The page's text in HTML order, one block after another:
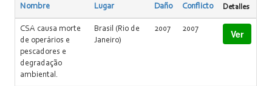
Nombre Lugar
Daño
Conflicto
Detalles
CSA causa morte
de operários e
pescadores e
degradação
ambiental.
Brasil (Rio de
Janeiro)
2007 2007 Ver